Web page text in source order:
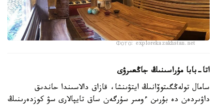
Фото: explorekazakhstan.net
اتا-بابا مۇراسىنىڭ جاڭعىرۋى
سامال تولەڭگىتوۆانىڭ ايتۋىنشا، قازاق دالاسىندا حاندىق
داۋىردەن دە بۇرىن ءومىر سۇرگەن ساق تايپالارى سۋ كوزدەرىنىڭ